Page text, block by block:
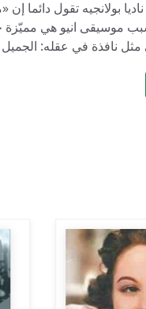
بولانجيه تقول دائما
موسيقى انيو هي مميّزة
مثل نافذة في عقله: